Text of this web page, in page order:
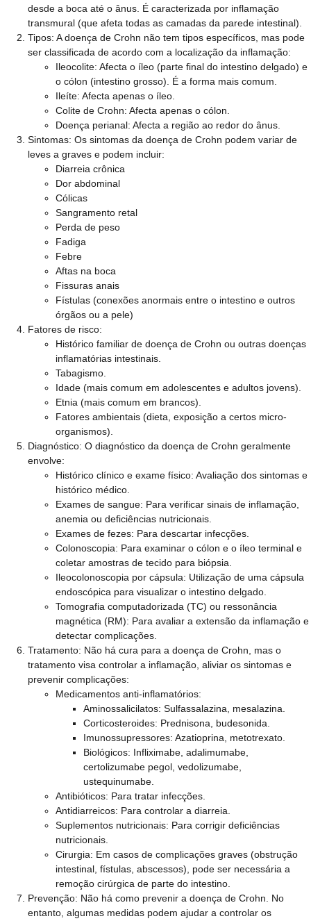
desde a boca até o ânus. É caracterizada por inflamação
transmural (que afeta todas as camadas da parede intestinal).
Tipos: A doença de Crohn não tem tipos específicos, mas pode
ser classificada de acordo com a localização da inflamação:
Ileocolite: Afecta o íleo (parte final do intestino delgado) e
o cólon (intestino grosso). É a forma mais comum.
Ileíte: Afecta apenas o íleo.
Colite de Crohn: Afecta apenas o cólon.
Doença perianal: Afecta a região ao redor do ânus.
Sintomas: Os sintomas da doença de Crohn podem variar de
leves a graves e podem incluir:
Diarreia crônica
Dor abdominal
Cólicas
Sangramento retal
Perda de peso
Fadiga
Febre
Aftas na boca
Fissuras anais
Fístulas (conexões anormais entre o intestino e outros
órgãos ou a pele)
Fatores de risco:
Histórico familiar de doença de Crohn ou outras doenças
inflamatórias intestinais.
Tabagismo.
Idade (mais comum em adolescentes e adultos jovens).
Etnia (mais comum em brancos).
Fatores ambientais (dieta, exposição a certos micro-
organismos).
Diagnóstico: O diagnóstico da doença de Crohn geralmente
envolve:
Histórico clínico e exame físico: Avaliação dos sintomas e
histórico médico.
Exames de sangue: Para verificar sinais de inflamação,
anemia ou deficiências nutricionais.
Exames de fezes: Para descartar infecções.
Colonoscopia: Para examinar o cólon e o íleo terminal e
coletar amostras de tecido para biópsia.
Ileocolonoscopia por cápsula: Utilização de uma cápsula
endoscópica para visualizar o intestino delgado.
Tomografia computadorizada (TC) ou ressonância
magnética (RM): Para avaliar a extensão da inflamação e
detectar complicações.
Tratamento: Não há cura para a doença de Crohn, mas o
tratamento visa controlar a inflamação, aliviar os sintomas e
prevenir complicações:
Medicamentos anti-inflamatórios:
Aminossalicilatos: Sulfassalazina, mesalazina.
Corticosteroides: Prednisona, budesonida.
Imunossupressores: Azatioprina, metotrexato.
Biológicos: Infliximabe, adalimumabe,
certolizumabe pegol, vedolizumabe,
ustequinumabe.
Antibióticos: Para tratar infecções.
Antidiarreicos: Para controlar a diarreia.
Suplementos nutricionais: Para corrigir deficiências
nutricionais.
Cirurgia: Em casos de complicações graves (obstrução
intestinal, fístulas, abscessos), pode ser necessária a
remoção cirúrgica de parte do intestino.
Prevenção: Não há como prevenir a doença de Crohn. No
entanto, algumas medidas podem ajudar a controlar os